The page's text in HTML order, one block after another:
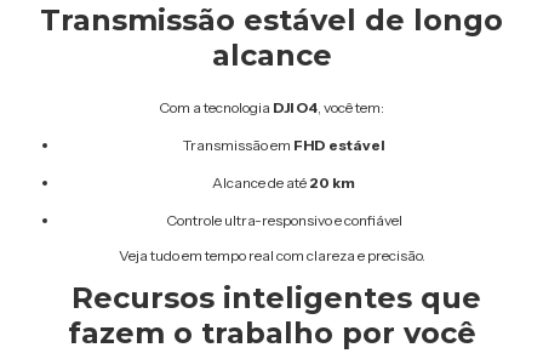
Transmissão estável de longo
alcance
Com a tecnologia DJI O4 , você tem:
Transmissão em FHD estável
Alcance de até 20 km
Controle ultra-responsivo e confiável
Veja tudo em tempo real com clareza e precisão.
Recursos inteligentes que
fazem o trabalho por você